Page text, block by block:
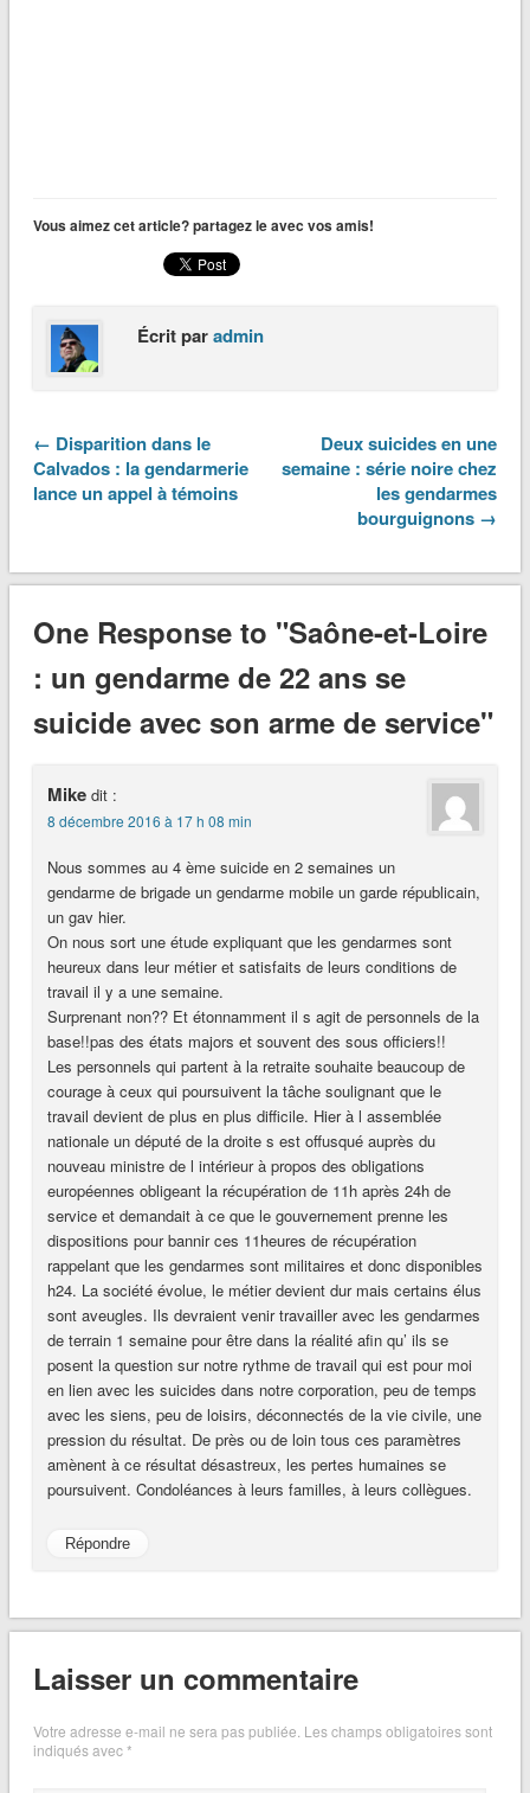
Vous aimez cet article? partagez le avec vos amis!
Écrit paradmin
← Disparition dans le
Calvados : la gendarmerie
lance un appel à témoins
Deux suicides en une
semaine : série noire chez
les gendarmes
bourguignons →
One Response to "Saône-et-Loire
: un gendarme de 22 ans se
suicide avec son arme de service"
Mike dit :
8 décembre 2016 à 17 h 08 min
Nous sommes au 4 ème suicide en 2 semaines un
gendarme de brigade un gendarme mobile un garde républicain,
un gav hier.
On nous sort une étude expliquant que les gendarmes sont
heureux dans leur métier et satisfaits de leurs conditions de
travail il y a une semaine.
Surprenant non?? Et étonnamment il s agit de personnels de la
base!!pas des états majors et souvent des sous officiers!!
Les personnels qui partent à la retraite souhaite beaucoup de
courage à ceux qui poursuivent la tâche soulignant que le
travail devient de plus en plus difficile. Hier à l assemblée
nationale un député de la droite s est offusqué auprès du
nouveau ministre de l intérieur à propos des obligations
européennes obligeant la récupération de 11h après 24h de
service et demandait à ce que le gouvernement prenne les
dispositions pour bannir ces 11heures de récupération
rappelant que les gendarmes sont militaires et donc disponibles
h24. La société évolue, le métier devient dur mais certains élus
sont aveugles. Ils devraient venir travailler avec les gendarmes
de terrain 1 semaine pour être dans la réalité afin qu’ ils se
posent la question sur notre rythme de travail qui est pour moi
en lien avec les suicides dans notre corporation, peu de temps
avec les siens, peu de loisirs, déconnectés de la vie civile, une
pression du résultat. De près ou de loin tous ces paramètres
amènent à ce résultat désastreux, les pertes humaines se
poursuivent. Condoléances à leurs familles, à leurs collègues.
Répondre
Laisser un commentaire
Votre adresse e-mail ne sera pas publiée. Les champs obligatoires sont
indiqués avec*